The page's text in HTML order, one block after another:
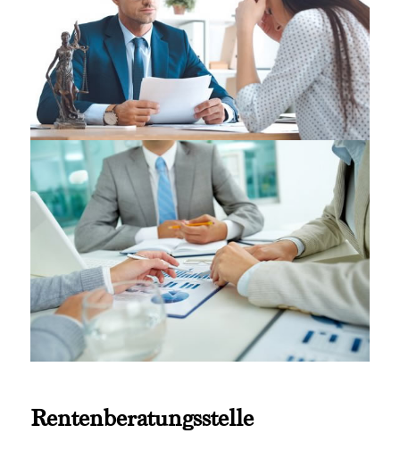
Rentenberatungsstelle